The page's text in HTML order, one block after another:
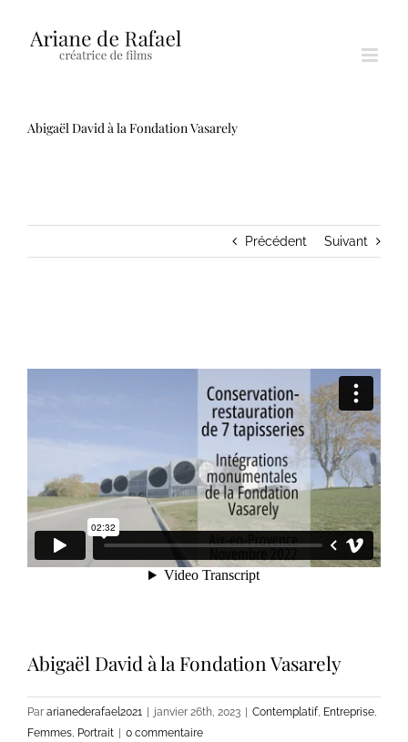
Abigaël David à la Fondation Vasarely
Précédent Suivant
Abigaël David à la Fondation Vasarely
Par arianederafael2021 janvier 26th, 2023 Contemplatif, Entreprise,
Femmes, Portrait 0 commentaire